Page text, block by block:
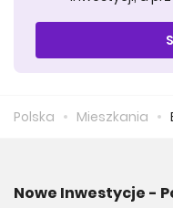
Polska Mieszkania
Nowe Inwestycje -